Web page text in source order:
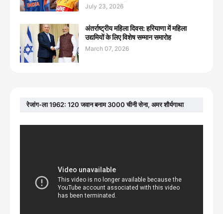
July 23, 2026
अंतर्राष्ट्रीय महिला दिवस: हरियाणा में महिला
उद्यमियों के लिए विशेष सम्मान समारोह
March 07, 2026
रेजांग-ला 1962: 120 जवान बनाम 3000 चीनी सेना, अमर शौर्यगाथा